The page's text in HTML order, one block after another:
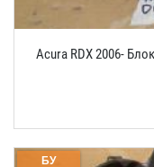
Acura RDX 2006-
БУ